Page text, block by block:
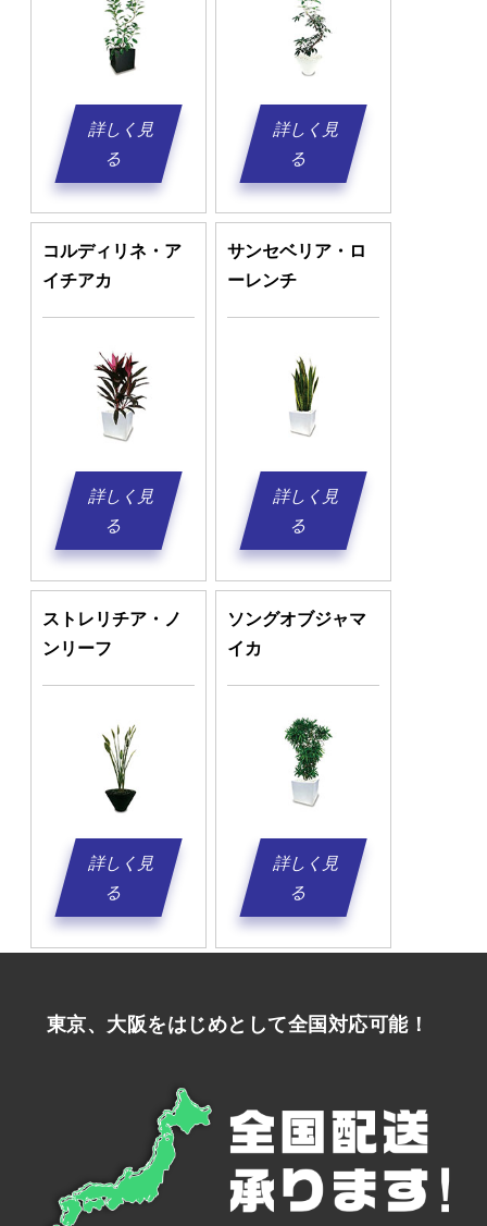
詳しく見
る
詳しく見
る
コルディリネ・ア
イチアカ
詳しく見
る
サンセベリア・ロ
ーレンチ
詳しく見
る
ストレリチア・ノ
ンリーフ
詳しく見
る
ソングオブジャマ
イカ
詳しく見
る
東京、大阪をはじめとして全国対応可能！